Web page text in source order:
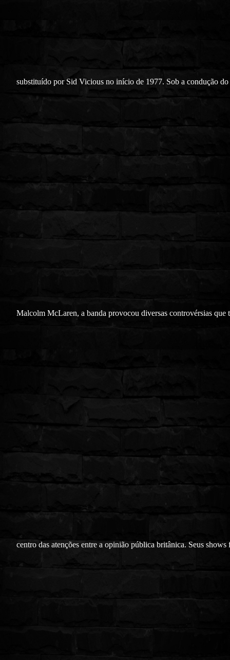
substituído por Sid Vicious no início de 1977. Sob a condução do
Malcolm McLaren, a banda provocou diversas controvérsias que
centro das atenções entre a opinião pública britânica. Seus shows